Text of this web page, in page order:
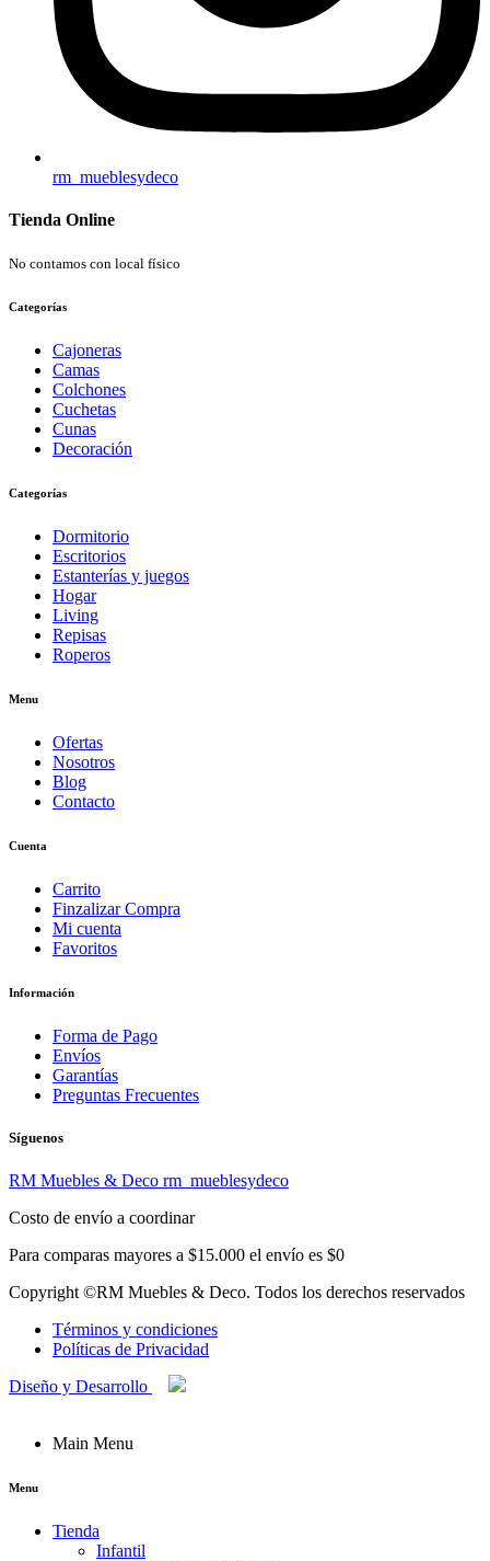
rm_mueblesydeco
Tienda Online
No contamos con local físico
Categorías
Cajoneras
Camas
Colchones
Cuchetas
Cunas
Decoración
Categorías
Dormitorio
Escritorios
Estanterías y juegos
Hogar
Living
Repisas
Roperos
Menu
Ofertas
Nosotros
Blog
Contacto
Cuenta
Carrito
Finzalizar Compra
Mi cuenta
Favoritos
Información
Forma de Pago
Envíos
Garantías
Preguntas Frecuentes
Síguenos
RM Muebles & Deco rm_mueblesydeco
Costo de envío a coordinar
Para comparas mayores a $15.000 el envío es $0
Copyright ©RM Muebles & Deco. Todos los derechos reservados
Términos y condiciones
Políticas de Privacidad
Diseño y Desarrollo
Main Menu
Menu
Tienda
Infantil